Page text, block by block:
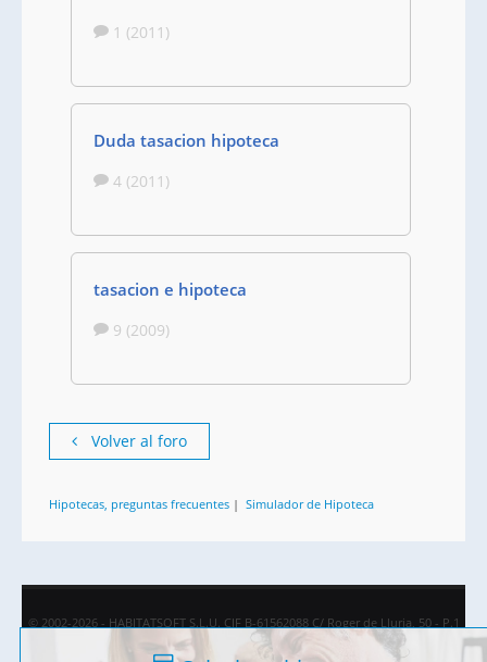
1 (2011)
Duda tasacion hipoteca
4 (2011)
tasacion e hipoteca
9 (2009)
Volver al foro
Hipotecas, preguntas frecuentes | Simulador de Hipoteca
© 2002-2026 - HABITATSOFT S.L.U. CIF B-61562088 C/ Roger de Lluria, 50 - P.1
08009 Barcelona